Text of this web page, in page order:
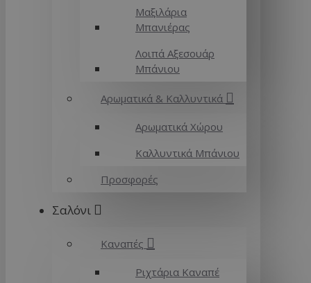
Μαξιλάρια
Μπανιέρας
Λοιπά Αξεσουάρ
Μπάνιου
Αρωματικά & Καλλυντικά
Αρωματικά Χώρου
Καλλυντικά Μπάνιου
Προσφορές
Σαλόνι
Καναπές
Ριχτάρια Καναπέ